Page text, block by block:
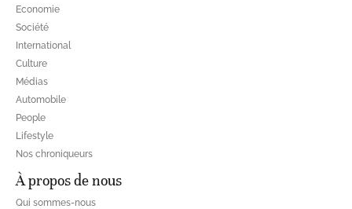
Economie
Société
International
Culture
Médias
Automobile
People
Lifestyle
Nos chroniqueurs
À propos de nous
Qui sommes-nous